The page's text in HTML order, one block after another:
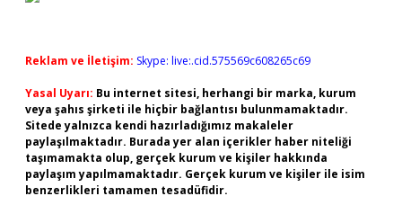
Reklam ve İletişim: Skype: live:.cid.575569c608265c69
Yasal Uyarı: Bu internet sitesi, herhangi bir marka, kurum
veya şahıs şirketi ile hiçbir bağlantısı bulunmamaktadır.
Sitede yalnızca kendi hazırladığımız makaleler
paylaşılmaktadır. Burada yer alan içerikler haber niteliği
taşımamakta olup, gerçek kurum ve kişiler hakkında
paylaşım yapılmamaktadır. Gerçek kurum ve kişiler ile isim
benzerlikleri tamamen tesadüfidir.